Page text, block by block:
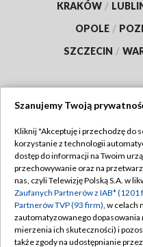
KRAKÓW /
OPOLE /
SZCZECIN /
Abonament TVP
Emisja w TVP
Centrum informacji TVP
Naziemna Telewizja
Szanujemy Twoją
Kliknij "Akceptuję i przechodzę do
korzystanie z technologii
dostęp do informacji na Twoim
przechowywanie oraz na
nas, czyli Telewizję Polską S.A. w
Zaufanych Partnerów z IAB* (1201
Partnerów TVP (93 firm), w celach
zautomatyzowanego
mierzenia ich skuteczności) i
także zgody na udostępnianie